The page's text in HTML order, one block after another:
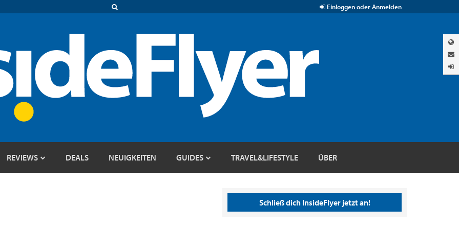
Einloggen oder Anmelden
REVIEWS DEALS NEUIGKEITEN GUIDES TRAVEL&LIFESTYLE ÜBER
Schließ dich InsideFlyer jetzt an!